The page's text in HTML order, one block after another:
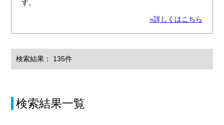
す。
»詳しくはこちら
検索結果： 135件
検索結果一覧